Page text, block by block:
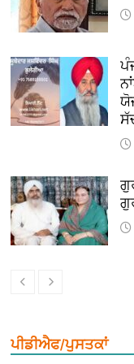
ਪੀਡੀਐਫ/ਪੁਸਤਕਾਂ